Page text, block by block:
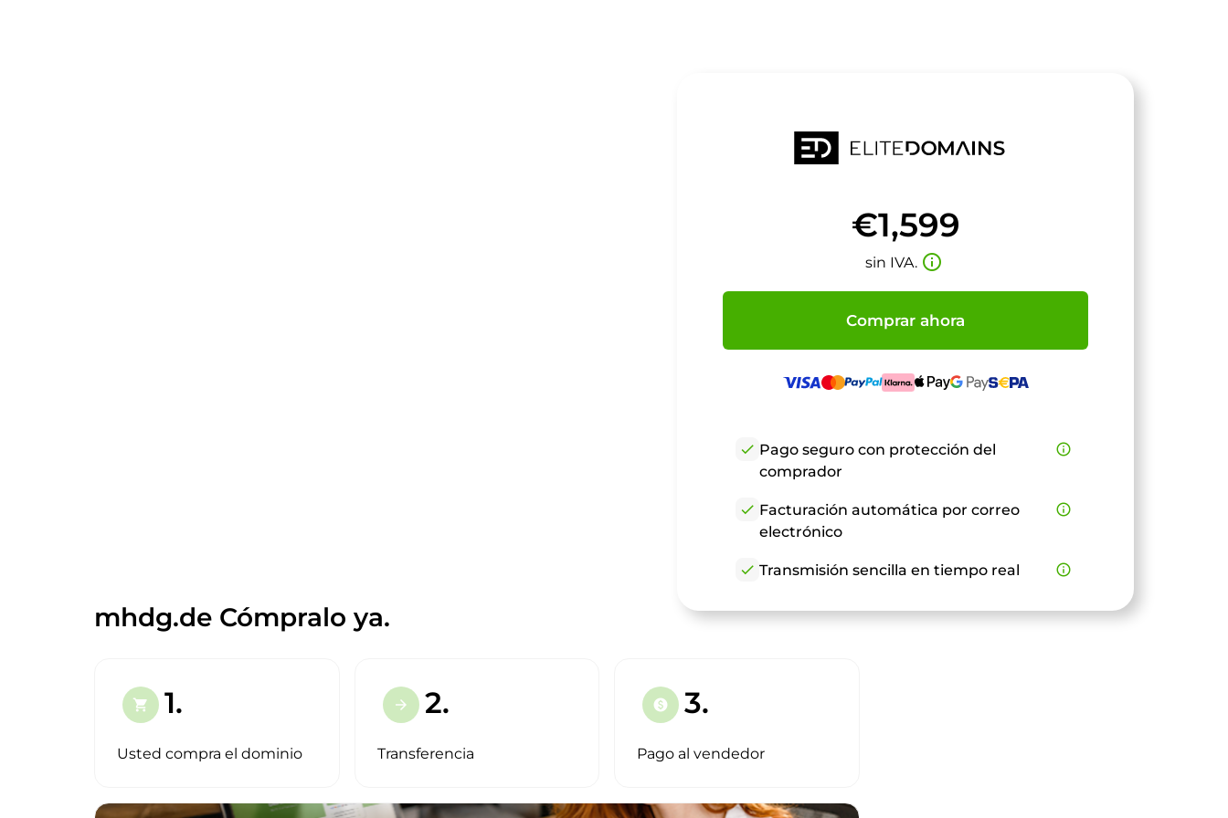
€1,599
sin IVA. info_outline
Comprar ahora
check Pago seguro con protección del
comprador
info_outline
check Facturación automática por correo
electrónico
info_outline
check Transmisión sencilla en tiempo real info_outline
mhdg.de Cómpralo ya.
shopping_cart 1.
Usted compra el dominio
arrow_forward 2.
Transferencia
paid 3.
Pago al vendedor